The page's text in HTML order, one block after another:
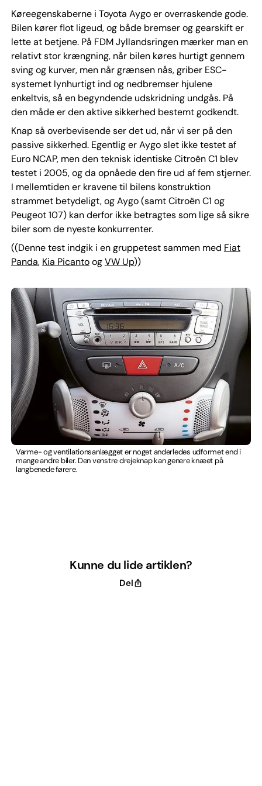
Køreegenskaberne i Toyota Aygo er overraskende gode.
Bilen kører flot ligeud, og både bremser og gearskift er
lette at betjene. På FDM Jyllandsringen mærker man en
relativt stor krængning, når bilen køres hurtigt gennem
sving og kurver, men når grænsen nås, griber ESC-
systemet lynhurtigt ind og nedbremser hjulene
enkeltvis, så en begyndende udskridning undgås. På
den måde er den aktive sikkerhed bestemt godkendt.
Knap så overbevisende ser det ud, når vi ser på den
passive sikkerhed. Egentlig er Aygo slet ikke testet af
Euro NCAP, men den teknisk identiske Citroën C1 blev
testet i 2005, og da opnåede den fire ud af fem stjerner.
I mellemtiden er kravene til bilens konstruktion
strammet betydeligt, og Aygo (samt Citroën C1 og
Peugeot 107) kan derfor ikke betragtes som lige så sikre
biler som de nyeste konkurrenter.
((Denne test indgik i en gruppetest sammen med Fiat
Panda, Kia PicantoogVW Up))
Varme- og ventilationsanlægget er noget anderledes udformet end i
mange andre biler. Den venstre drejeknap kan genere knæet på
langbenede førere.
Kunne du lide artiklen?
Del